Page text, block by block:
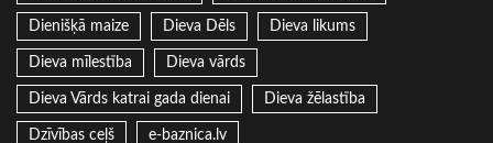
Dienišķā maize Dieva Dēls Dieva likums
Dieva mīlestība Dieva vārds
Dieva Vārds katrai gada dienai Dieva žēlastība
Dzīvības ceļš e-baznica.lv